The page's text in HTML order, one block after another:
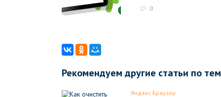
0
Рекомендуем другие статьи по
Яндекс Браузер